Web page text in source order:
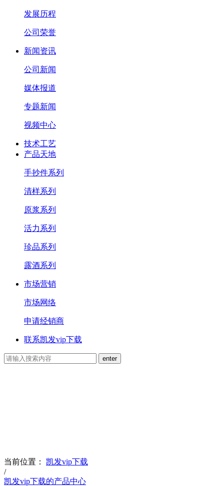
发展历程
公司荣誉
新闻资讯
公司新闻
媒体报道
专题新闻
视频中心
技术工艺
产品天地
手抄件系列
清样系列
原浆系列
活力系列
珍品系列
露酒系列
市场营销
市场网络
申请经销商
联系凯发vip下载
当前位置：
凯发vip下载
/
凯发vip下载的产品中心